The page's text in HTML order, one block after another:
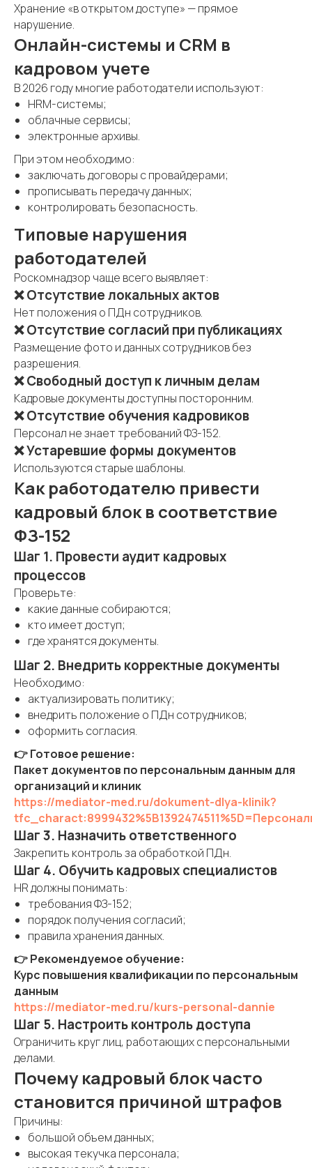
Хранение «в открытом доступе» — прямое
нарушение.
Онлайн-системы и CRM в
кадровом учете
В 2026 году многие работодатели используют:
HRM-системы;
облачные сервисы;
электронные архивы.
При этом необходимо:
заключать договоры с провайдерами;
прописывать передачу данных;
контролировать безопасность.
Типовые нарушения
работодателей
Роскомнадзор чаще всего выявляет:
❌ Отсутствие локальных актов
Нет положения о ПДн сотрудников.
❌ Отсутствие согласий при публикациях
Размещение фото и данных сотрудников без
разрешения.
❌ Свободный доступ к личным делам
Кадровые документы доступны посторонним.
❌ Отсутствие обучения кадровиков
Персонал не знает требований ФЗ-152.
❌ Устаревшие формы документов
Используются старые шаблоны.
Как работодателю привести
кадровый блок в соответствие
ФЗ-152
Шаг 1. Провести аудит кадровых
процессов
Проверьте:
какие данные собираются;
кто имеет доступ;
где хранятся документы.
Шаг 2. Внедрить корректные документы
Необходимо:
актуализировать политику;
внедрить положение о ПДн сотрудников;
оформить согласия.
👉 Готовое решение:
Пакет документов по персональным данным для
организаций и клиник
https://mediator-med.ru/dokument-dlya-klinik?
Шаг 3. Назначить ответственного
Закрепить контроль за обработкой ПДн.
Шаг 4. Обучить кадровых специалистов
HR должны понимать:
требования ФЗ-152;
порядок получения согласий;
правила хранения данных.
👉 Рекомендуемое обучение:
Курс повышения квалификации по персональным
данным
https://mediator-med.ru/kurs-personal-dannie
Шаг 5. Настроить контроль доступа
Ограничить круг лиц, работающих с персональными
делами.
Почему кадровый блок часто
становится причиной штрафов
Причины:
большой объем данных;
высокая текучка персонала;